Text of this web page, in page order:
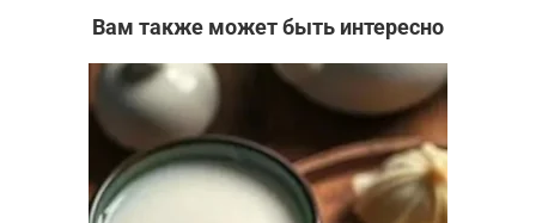
Вам также может быть интересно